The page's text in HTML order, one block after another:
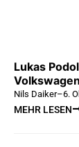
Lukas
Volkswagen
Nils Daiker–6.
MEHR LESEN